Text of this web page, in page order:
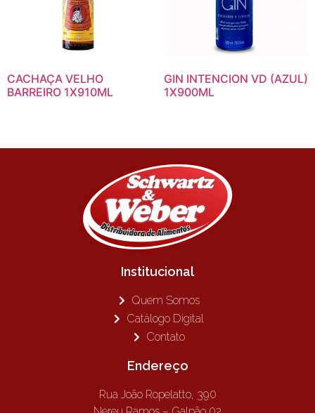
CACHAÇA VELHO
BARREIRO 1X910ML
GIN INTENCION VD (AZUL)
1X900ML
Institucional
Quem Somos
Catálogo Digital
Contato
Endereço
Rua João Ropelatto, 390